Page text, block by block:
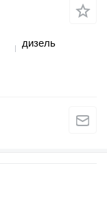
дизель